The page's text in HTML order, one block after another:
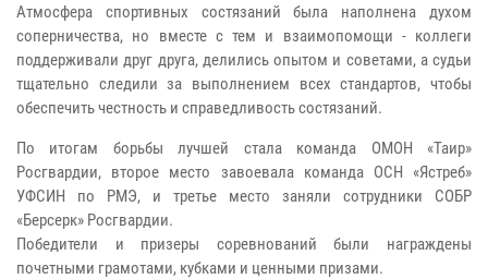
Атмосфера спортивных состязаний была наполнена духом
соперничества, но вместе с тем и взаимопомощи - коллеги
поддерживали друг друга, делились опытом и советами, а судьи
тщательно следили за выполнением всех стандартов, чтобы
обеспечить честность и справедливость состязаний.
По итогам борьбы лучшей стала команда ОМОН «Таир»
Росгвардии, второе место завоевала команда ОСН «Ястреб»
УФСИН по РМЭ, и третье место заняли сотрудники СОБР
«Берсерк» Росгвардии.
Победители и призеры соревнований были награждены
почетными грамотами, кубками и ценными призами.